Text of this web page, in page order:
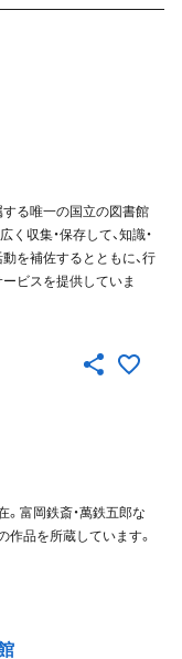
する唯一の国立の図書館
く収集・保存して、知識・
を補佐するとともに、行
ビスを提供していま
富岡鉄斎・萬鉄五郎な
作品を所蔵しています。